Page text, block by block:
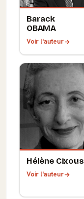
Barack
OBAMA
Voir l'auteur
Hélène Cixous
Voir l'auteur